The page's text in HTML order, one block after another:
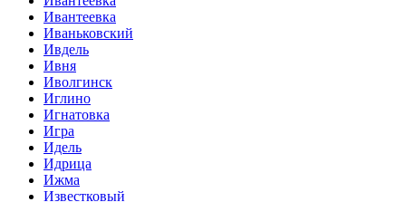
Ивантеевка
Иваньковский
Ивдель
Ивня
Иволгинск
Иглино
Игнатовка
Игра
Идель
Идрица
Ижма
Известковый